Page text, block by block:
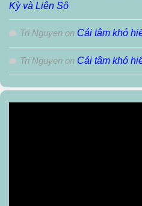
Kỳ và Liên Sô
Tri Nguyen on Cái tâm khó
Tri Nguyen on Cái tâm khó